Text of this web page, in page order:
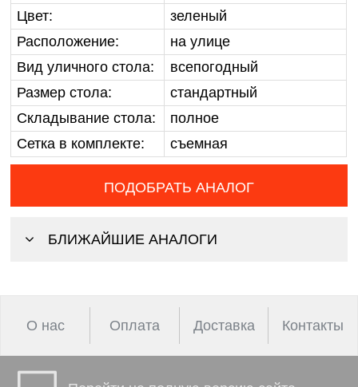
Цвет:
зеленый
Расположение:
на улице
Вид уличного стола:
всепогодный
Размер стола:
стандартный
Складывание стола:
полное
Сетка в комплекте:
съемная
ПОДОБРАТЬ АНАЛОГ
БЛИЖАЙШИЕ АНАЛОГИ
О нас Оплата Доставка Контакты